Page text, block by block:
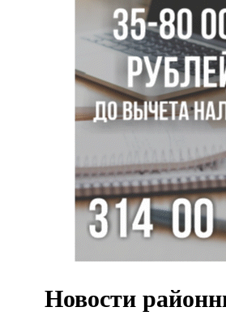
О похолодании в августе-2026